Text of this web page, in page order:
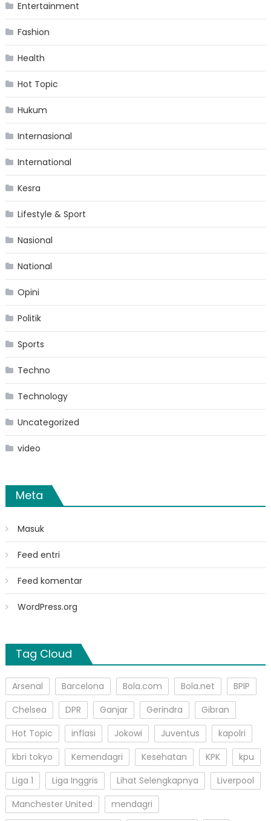
Entertainment
Fashion
Health
Hot Topic
Hukum
Internasional
International
Kesra
Lifestyle & Sport
Nasional
National
Opini
Politik
Sports
Techno
Technology
Uncategorized
video
Meta
Masuk
Feed entri
Feed komentar
WordPress.org
Tag Cloud
Arsenal Barcelona Bola.com Bola.net
BPIP
Chelsea
DPR Ganjar Gerindra
Gibran
Hot Topic
inflasi Jokowi Juventus
kapolri
kbri tokyo
Kemendagri Kesehatan KPK
kpu
Liga 1
Liga Inggris Lihat Selengkapnya
Liverpool
Manchester United
mendagri